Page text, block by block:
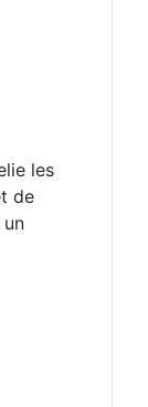
les
de